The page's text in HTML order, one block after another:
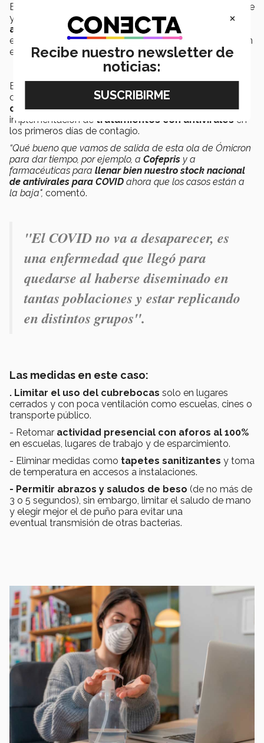
En cuanto a la frecuencia y gravedad, el médico dijo que
ya
no se esperarían olas de COVID como en los 2
años anterioresy los casos que se presenten serían
en un número esperado o controlado, convirtiéndose en
enfermedad endémica.
El Dr. Michel también ve posible llegar a este escenario
con los
avances en vacunación, con el
de vacunas de segunda generacióny con la
implementación de tratamientos con antivirales en
los primeros días de contagio.
“Qué bueno que vamos de salida de esta ola de Ómicron
para dar tiempo, por ejemplo, a Cofepris y a
farmacéuticas para llenar bien nuestro stock nacional
de antivirales para COVID ahora que los casos están a
la baja", comentó.
"El COVID no va a desaparecer, es
una enfermedad que llegó para
quedarse al haberse diseminado en
tantas poblaciones y estar replicando
en distintos grupos".
Las medidas en este caso:
. Limitar el uso del cubrebocas solo en lugares
cerrados y con poca ventilación como escuelas, cines o
transporte público.
- Retomar actividad presencial con aforos al 100%
en escuelas, lugares de trabajo y de esparcimiento.
- Eliminar medidas como tapetes sanitizantes y toma
de temperatura en accesos a instalaciones.
- Permitir abrazos y saludos de beso (de no más de
3 o 5 segundos), sin embargo, limitar el saludo de mano
y elegir mejor el de puño para evitar una
eventual transmisión de otras bacterias.
×
Recibe nuestro newsletter de
noticias: